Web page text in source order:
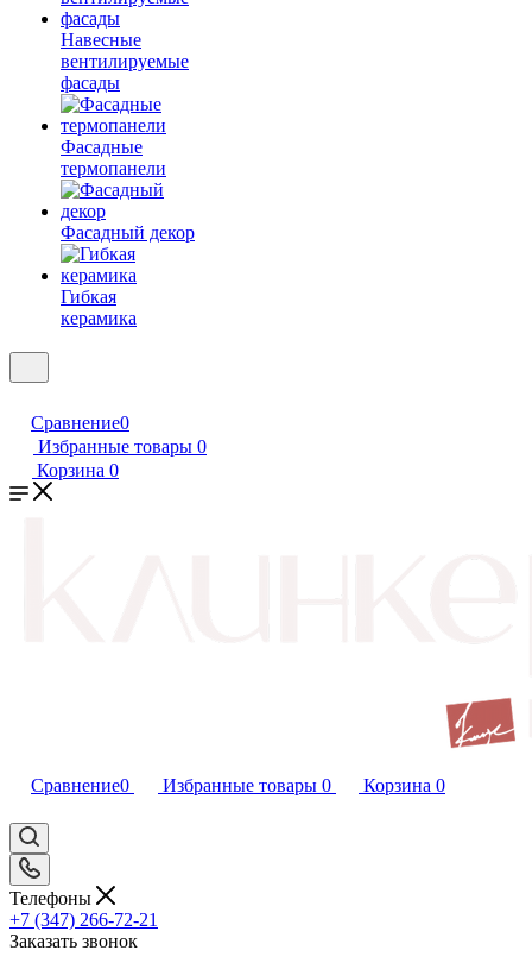
Навесные
вентилируемые
фасады
Фасадные
термопанели
Фасадный декор
Гибкая
керамика
Сравнение0
Избранные товары 0
Корзина 0
Сравнение0 Избранные товары 0 Корзина 0
Телефоны
+7 (347) 266-72-21
Заказать звонок